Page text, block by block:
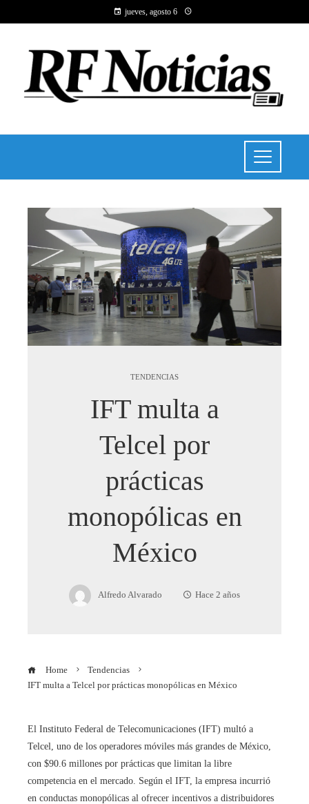
jueves, agosto 6
TENDENCIAS
IFT multa a
Telcel por
prácticas
monopólicas en
México
Alfredo Alvarado Hace 2 años
Home
Tendencias
IFT multa a Telcel por prácticas monopólicas en México
El Instituto Federal de Telecomunicaciones (IFT) multó a
Telcel, uno de los operadores móviles más grandes de México,
con $90.6 millones por prácticas que limitan la libre
competencia en el mercado. Según el IFT, la empresa incurrió
en conductas monopólicas al ofrecer incentivos a distribuidores